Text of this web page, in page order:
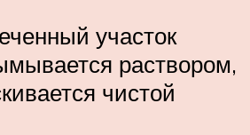
участок
раствором,
чистой